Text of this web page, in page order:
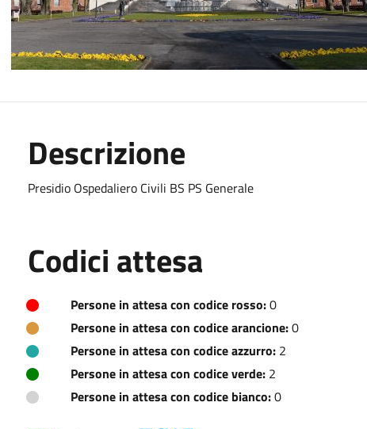
Descrizione
Presidio Ospedaliero Civili BS PS Generale
Codici attesa
Persone in attesa con codice rosso:0
Persone in attesa con codice arancione:0
Persone in attesa con codice azzurro:2
Persone in attesa con codice verde:2
Persone in attesa con codice bianco:0